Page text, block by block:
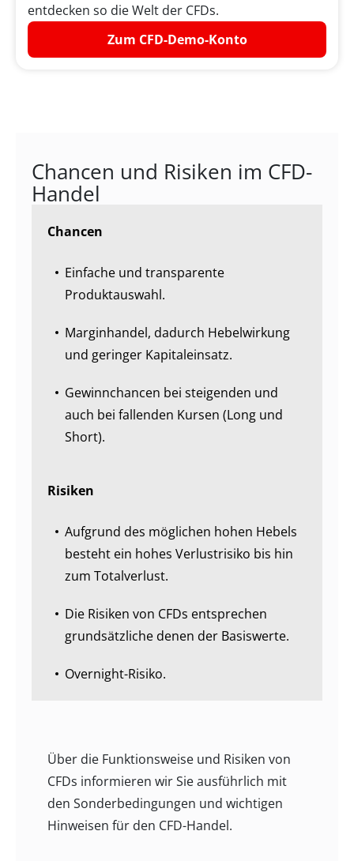
entdecken so die Welt der CFDs.
Zum CFD-Demo-Konto
Chancen und Risiken im CFD-
Handel
Chancen
Einfache und transparente
Produktauswahl.
Marginhandel, dadurch Hebelwirkung
und geringer Kapitaleinsatz.
Gewinnchancen bei steigenden und
auch bei fallenden Kursen (Long und
Short).
Risiken
Aufgrund des möglichen hohen Hebels
besteht ein hohes Verlustrisiko bis hin
zum Totalverlust.
Die Risiken von CFDs entsprechen
grundsätzliche denen der Basiswerte.
Overnight-Risiko.
Über die Funktionsweise und Risiken von
CFDs informieren wir Sie ausführlich mit
den Sonderbedingungen und wichtigen
Hinweisen für den CFD-Handel.